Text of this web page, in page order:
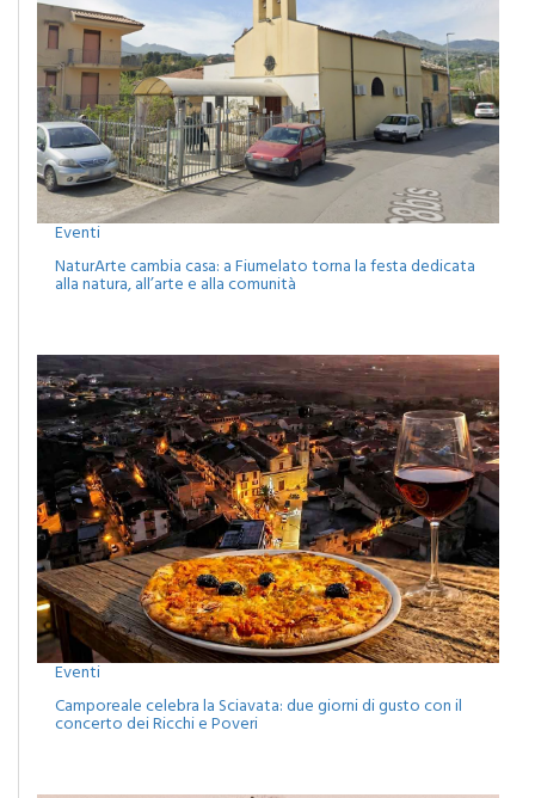
Eventi
NaturArte cambia casa: a Fiumelato torna la festa dedicata
alla natura, all’arte e alla comunità
Eventi
Camporeale celebra la Sciavata: due giorni di gusto con il
concerto dei Ricchi e Poveri